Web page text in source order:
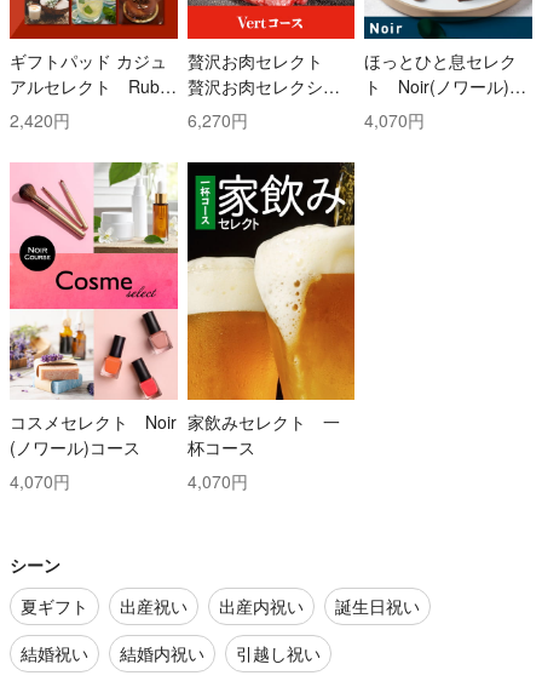
ギフトパッド カジュ
アルセレクト Ruby
(ルビー)コース
2,420円
贅沢お肉セレクト
贅沢お肉セレクショ
ン 5000円コース
6,270円
ほっとひと息セレク
ト Noir(ノワール)コ
ース
4,070円
コスメセレクト Noir
(ノワール)コース
4,070円
家飲みセレクト 一
杯コース
4,070円
シーン
夏ギフト
出産祝い 出産内祝い
誕生日祝い
結婚祝い
結婚内祝い 引越し祝い